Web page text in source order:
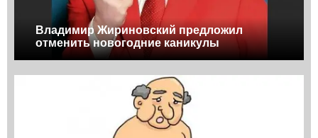
Владимир Жириновский предложил
отменить новогодние каникулы